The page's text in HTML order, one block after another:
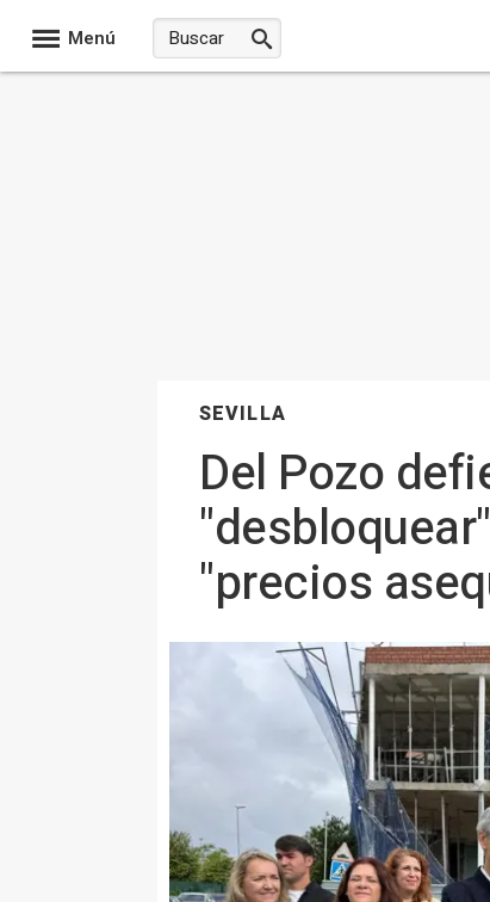
Menú
SEVILLA
Del Pozo
"precios